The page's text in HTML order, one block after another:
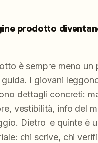
prodotto
è sempre meno un
I giovani
dettagli concreti:
vestibilità, info del
Dietro le quinte è
chi scrive, chi